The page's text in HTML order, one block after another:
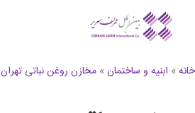
content
خانه» ابنیه و ساختمان» مخازن روغن نباتی تهران